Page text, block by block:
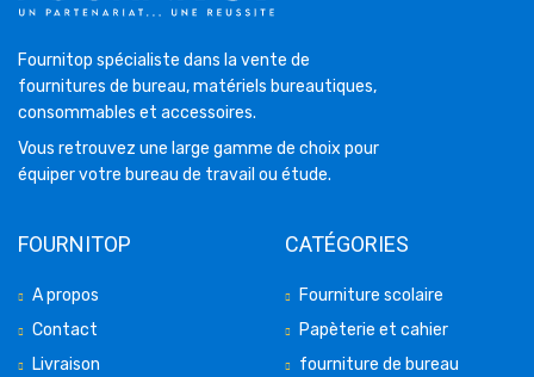
Fournitop spécialiste dans la vente de
fournitures de bureau, matériels bureautiques,
consommables et accessoires.
Vous retrouvez une large gamme de choix pour
équiper votre bureau de travail ou étude.
FOURNITOP
A propos
Contact
Livraison
CATÉGORIES
Fourniture scolaire
Papèterie et cahier
fourniture de bureau